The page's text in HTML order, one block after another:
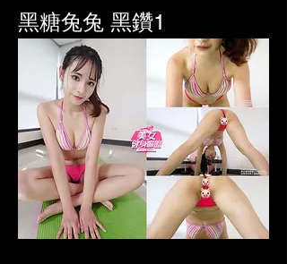
黑糖兔兔 黑鑽1